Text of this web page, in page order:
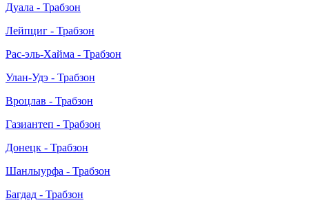
Дуала - Трабзон
Лейпциг - Трабзон
Рас-эль-Хайма - Трабзон
Улан-Удэ - Трабзон
Вроцлав - Трабзон
Газиантеп - Трабзон
Донецк - Трабзон
Шанлыурфа - Трабзон
Багдад - Трабзон